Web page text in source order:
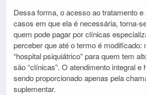
Dessa forma, o acesso ao tratamento e
casos em que ela é necessária, torna-
quem pode pagar por clínicas
perceber que até o termo é modificado:
“hospital psiquiátrico” para quem tem
são “clínicas”. O atendimento integral e
sendo proporcionado apenas pela
suplementar.